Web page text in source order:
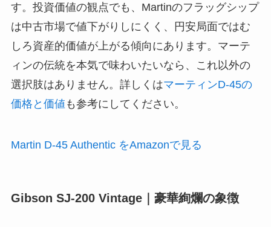
す。投資価値の観点でも、Martinのフラッグシップ
は中古市場で値下がりしにくく、円安局面ではむ
しろ資産的価値が上がる傾向にあります。マーテ
ィンの伝統を本気で味わいたいなら、これ以外の
選択肢はありません。詳しくはマーティンD-45の
価格と価値 も参考にしてください。
Martin D-45 Authentic をAmazonで見る
Gibson SJ-200 Vintage｜豪華絢爛の象徴